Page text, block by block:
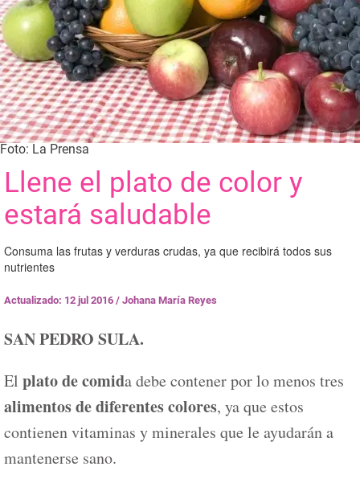
Foto: La Prensa
Llene el plato de color y
estará saludable
Consuma las frutas y verduras crudas, ya que recibirá todos sus
nutrientes
Actualizado: 12 jul 2016 / Johana María Reyes
SAN PEDRO SULA.
El plato de comida debe contener por lo menos tres
alimentos de diferentes colores, ya que estos
contienen vitaminas y minerales que le ayudarán a
mantenerse sano.